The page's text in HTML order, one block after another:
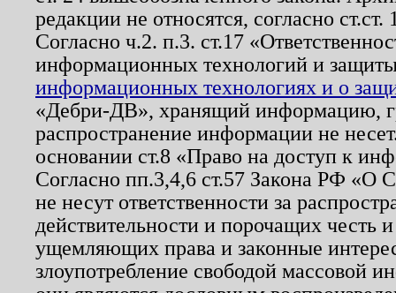
редакции не относятся, согласно
Согласно ч.2. п.3. ст.17
информационных технологий и
информационных технологиях и о
«Дебри-ДВ», хранящий информацию,
распространение информации не
основании ст.8 «Право на доступ к
Согласно пп.3,4,6 ст.57 Закона РФ «О
не несут ответственности за
действительности и порочащих честь
ущемляющих права и законные
злоупотребление свободой массовой